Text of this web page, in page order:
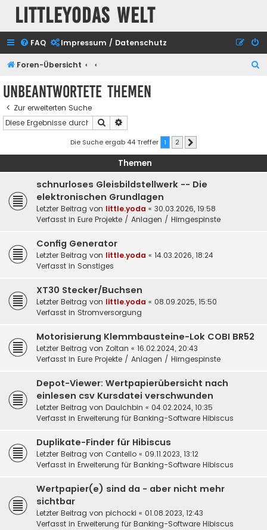
Littleyodas Welt
FAQ Impressum / Datenschutz
Foren-Übersicht
Unbeantwortete Themen
Zur erweiterten Suche
Suche
Die Suche ergab 44 Treffer 1 2
Themen
schnurloses Gleisbildstellwerk -- Die
elektronischen Grundlagen
Letzter Beitrag von little.yoda « 30.03.2026, 19:58
Verfasst in Eure Projekte / Anlagen / Hirngespinste
Config Generator
Letzter Beitrag von little.yoda « 14.03.2026, 18:24
Verfasst in Sonstiges
XT30 Stecker/Buchsen
Letzter Beitrag von little.yoda « 08.09.2025, 15:50
Verfasst in Stromversorgung
Motorisierung Klemmbausteine-Lok COBI BR52
Letzter Beitrag von Zoltan « 16.02.2024, 20:43
Verfasst in Eure Projekte / Anlagen / Hirngespinste
Depot-Viewer: Wertpapierübersicht nach
einlesen csv Kursdatei verschwunden
Letzter Beitrag von DauIchbin « 04.02.2024, 10:35
Verfasst in Erweiterung für Banking-Software Hibiscus
Duplikate-Finder für Hibiscus
Letzter Beitrag von Cantello « 09.11.2023, 13:12
Verfasst in Erweiterung für Banking-Software Hibiscus
Wertpapier(e) sind da - aber nicht mehr
sichtbar
Letzter Beitrag von pichocki « 01.08.2023, 12:43
Verfasst in Erweiterung für Banking-Software Hibiscus